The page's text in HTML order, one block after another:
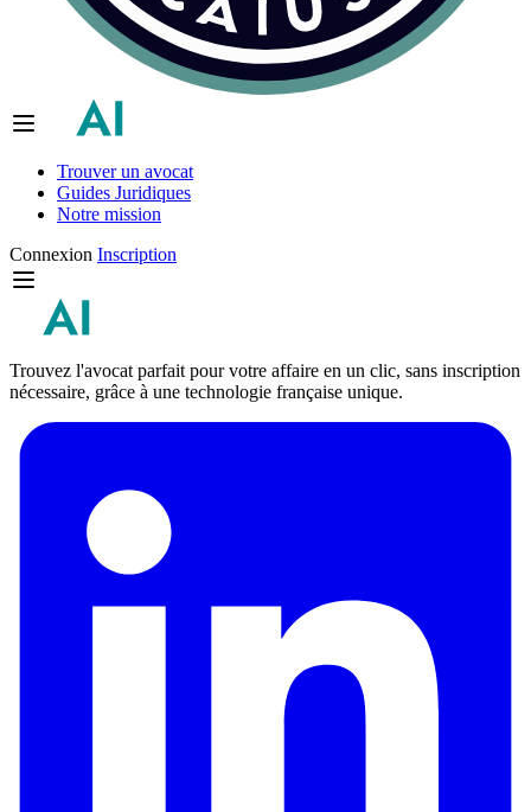
Trouver un avocat
Guides Juridiques
Notre mission
Connexion Inscription
Trouvez l'avocat parfait pour votre affaire en un clic, sans inscription
nécessaire, grâce à une technologie française unique.